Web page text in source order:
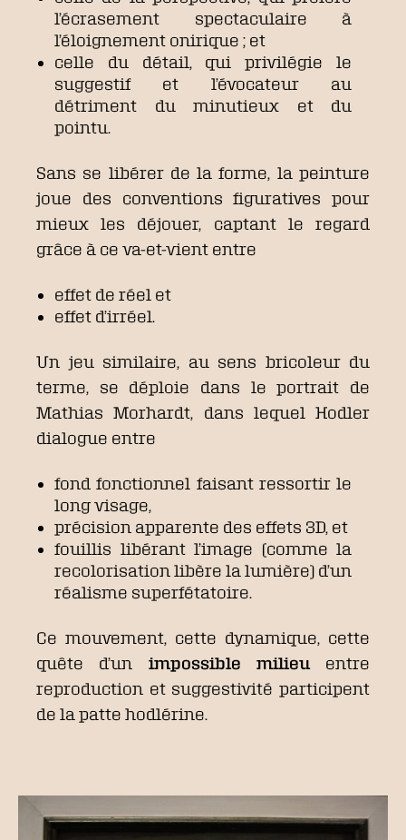
l’écrasement spectaculaire à
l’éloignement onirique ; et
celle du détail, qui privilégie le
suggestif et l’évocateur au
détriment du minutieux et du
pointu.
Sans se libérer de la forme, la peinture
joue des conventions figuratives pour
mieux les déjouer, captant le regard
grâce à ce va-et-vient entre
effet de réel et
effet d’irréel.
Un jeu similaire, au sens bricoleur du
terme, se déploie dans le portrait de
Mathias Morhardt, dans lequel Hodler
dialogue entre
fond fonctionnel faisant ressortir le
long visage,
précision apparente des effets 3D, et
fouillis libérant l’image (comme la
recolorisation libère la lumière) d’un
réalisme superfétatoire.
Ce mouvement, cette dynamique, cette
quête d’un impossible milieuentre
reproduction et suggestivité participent
de la patte hodlérine.